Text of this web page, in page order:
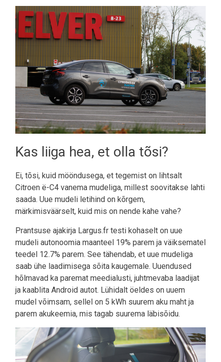
Kas liiga hea, et olla tõsi?
Ei, tõsi, kuid mööndusega, et tegemist on lihtsalt
Citroen ë-C4 vanema mudeliga, millest soovitakse lahti
saada. Uue mudeli letihind on kõrgem,
märkimisväärselt, kuid mis on nende kahe vahe?
Prantsuse ajakirja Largus.fr testi kohaselt on uue
mudeli autonoomia maanteel 19% parem ja väiksematel
teedel 12.7% parem. See tähendab, et uue mudeliga
saab ühe laadimisega sõita kaugemale. Uuendused
hõlmavad ka paremat meedialusti, juhtmevaba laadijat
ja kaablita Android autot. Lühidalt öeldes on uuem
mudel võimsam, sellel on 5 kWh suurem aku maht ja
parem akukeemia, mis tagab suurema läbisõidu.